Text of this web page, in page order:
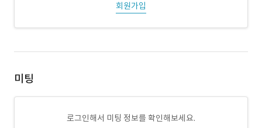
회원가입
미팅
로그인해서 미팅 정보를 확인해보세요.